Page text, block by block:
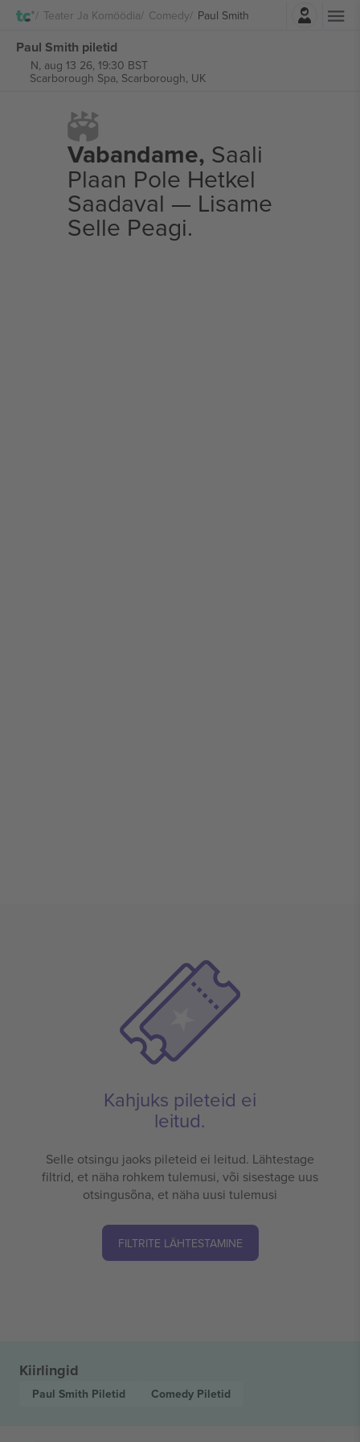
Teater Ja Komöödia Comedy Paul Smith
Logi sisse
Paul Smith piletid
N, aug 13 26, 19:30 BST
Scarborough Spa, Scarborough, UK
Vabandame, Saali
Plaan Pole Hetkel
Saadaval — Lisame
Selle Peagi.
Kahjuks pileteid ei
leitud.
Selle otsingu jaoks pileteid ei leitud. Lähtestage
filtrid, et näha rohkem tulemusi, või sisestage uus
otsingusõna, et näha uusi tulemusi
FILTRITE LÄHTESTAMINE
Kiirlingid
Paul Smith Piletid Comedy Piletid